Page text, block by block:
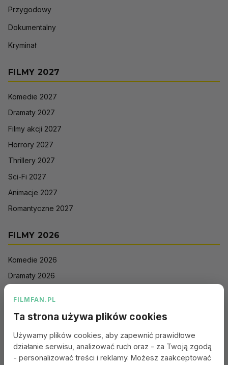
Przygodowy
Dokumentalny
Kryminał
FILMY 2027
Komedie 2027
Dramaty 2027
Filmy akcji 2027
Horrory 2027
Thrillery 2027
Sci-Fi 2027
Animacje 2027
Romantyczne 2027
FILMY 2026
Komedie 2026
Dramaty 2026
Sci-Fi 2026
Animacje 2026
FILMFAN.PL
Ta strona używa plików cookies
Używamy plików cookies, aby zapewnić prawidłowe
działanie serwisu, analizować ruch oraz - za Twoją zgodą
- personalizować treści i reklamy. Możesz zaakceptować